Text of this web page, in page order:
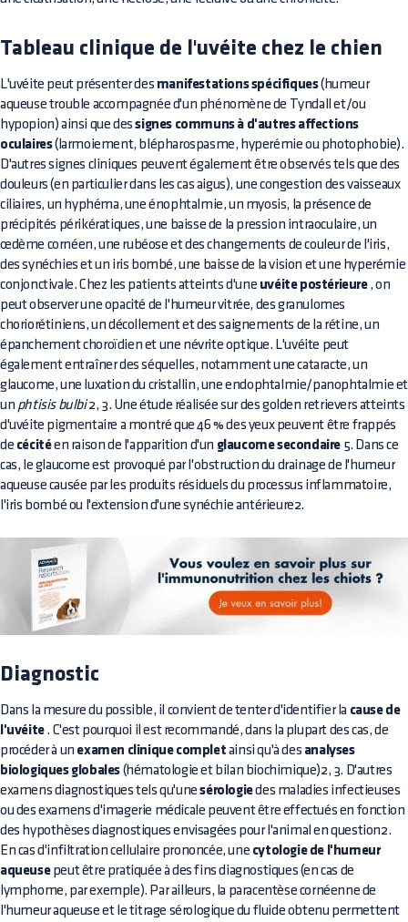
Tableau clinique de l'uvéite chez le chien
L'uvéite peut présenter des manifestations spécifiques(humeur
aqueuse trouble accompagnée d'un phénomène de Tyndall et/ou
hypopion) ainsi que dessignes communs à d'autres affections
oculaires(larmoiement, blépharospasme, hyperémie ou photophobie).
D'autres signes cliniques peuvent également être observés tels que des
douleurs (en particulier dans les cas aigus), une congestion des vaisseaux
ciliaires, un hyphéma, une énophtalmie, un myosis, la présence de
précipités périkératiques, une baisse de la pression intraoculaire, un
œdème cornéen, une rubéose et des changements de couleur de l'iris,
des synéchies et un iris bombé, une baisse de la vision et une hyperémie
conjonctivale. Chez les patients atteints d'une uvéite postérieure, on
peut observer une opacité de l'humeur vitrée, des granulomes
choriorétiniens, un décollement et des saignements de la rétine, un
épanchement choroïdien et une névrite optique. L'uvéite peut
également entraîner des séquelles, notamment une cataracte, un
glaucome, une luxation du cristallin, une endophtalmie/panophtalmie et
un phtisis bulbi2, 3. Une étude réalisée sur des golden retrievers atteints
d'uvéite pigmentaire a montré que 46 % des yeux peuvent être frappés
de cécitéen raison de l'apparition d'un glaucome secondaire 5. Dans ce
cas, le glaucome est provoqué par l'obstruction du drainage de l'humeur
aqueuse causée par les produits résiduels du processus inflammatoire,
l'iris bombé ou l'extension d'une synéchie antérieure2.
Diagnostic
Dans la mesure du possible, il convient de tenter d'identifier la cause de
l'uvéite. C'est pourquoi il est recommandé, dans la plupart des cas, de
procéder à un examen clinique complet ainsi qu'à des analyses
biologiques globales (hématologie et bilan biochimique)2, 3. D'autres
examens diagnostiques tels qu'unesérologiedes maladies infectieuses
ou des examens d'imagerie médicale peuvent être effectués en fonction
des hypothèses diagnostiques envisagées pour l'animal en question2.
En cas d'infiltration cellulaire prononcée, une cytologie de l'humeur
aqueusepeut être pratiquée à des fins diagnostiques (en cas de
lymphome, par exemple). Par ailleurs, la paracentèse cornéenne de
l'humeur aqueuse et le titrage sérologique du fluide obtenu permettent